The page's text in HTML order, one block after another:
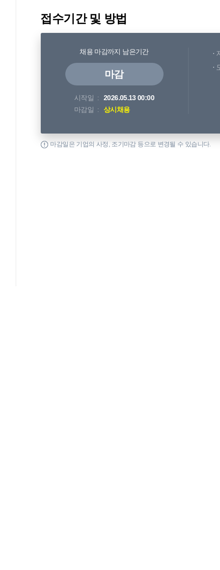
접수기간 및 방법
채용 마감까지 남은기간
마감
시작일
2026.05.13 00:00
마감일
상시채용
마감일은 기업의 사정, 조기마감 등으로 변경될 수 있습니다.